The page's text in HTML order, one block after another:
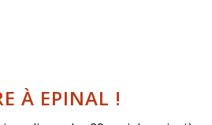
À EPINAL !